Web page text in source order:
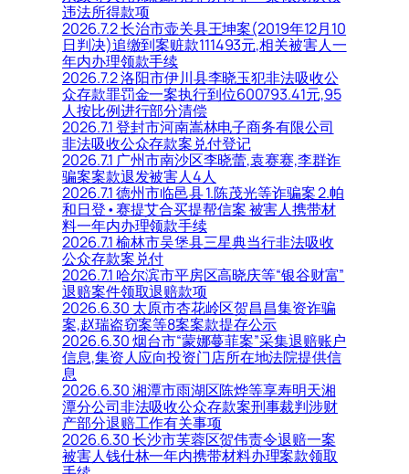
违法所得款项
2026.7.2 长治市壶关县王坤案(2019年12月10
日判决)追缴到案赃款111493元,相关被害人一
年内办理领款手续
2026.7.2 洛阳市伊川县李晓玉犯非法吸收公
众存款罪罚金一案执行到位600793.41元,95
人按比例进行部分清偿
2026.7.1 登封市河南嵩林电子商务有限公司
非法吸收公众存款案兑付登记
2026.7.1 广州市南沙区李晓蕾,袁赛赛,李群诈
骗案案款退发被害人4人
2026.7.1 德州市临邑县 1.陈茂光等诈骗案 2.帕
和日登•赛提艾合买提帮信案 被害人携带材
料一年内办理领款手续
2026.7.1 榆林市吴堡县三星典当行非法吸收
公众存款案兑付
2026.7.1 哈尔滨市平房区高晓庆等“银谷财富”
退赔案件领取退赔款项
2026.6.30 太原市杏花岭区贺昌昌集资诈骗
案,赵瑞盗窃案等8案案款提存公示
2026.6.30 烟台市“蒙娜蔓菲案”采集退赔账户
信息,集资人应向投资门店所在地法院提供信
息
2026.6.30 湘潭市雨湖区陈烨等享寿明天湘
潭分公司非法吸收公众存款案刑事裁判涉财
产部分退赔工作有关事项
2026.6.30 长沙市芙蓉区贺伟责令退赔一案
被害人钱仕林一年内携带材料办理案款领取